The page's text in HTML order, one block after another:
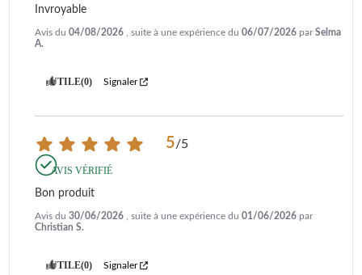
Invroyable
Avis du 04/08/2026 , suite à une expérience du 06/07/2026 parSelma
A.
UTILE(0) Signaler
5/5
AVIS VÉRIFIÉ
Bon produit
Avis du 30/06/2026 , suite à une expérience du 01/06/2026 par
Christian S.
UTILE(0) Signaler